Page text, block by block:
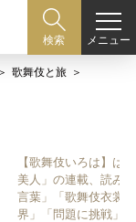
検索 メニュー
歌舞伎と旅
【歌舞伎いろは】は
美人」の連載、読み
言葉」「歌舞伎衣裳
界」「問題に挑戦」